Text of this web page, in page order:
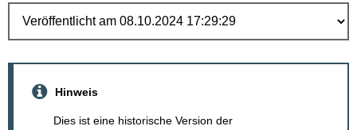
Hinweis
Dies ist eine historische Version der